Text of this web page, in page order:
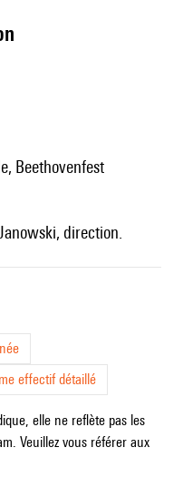
Beethovenfest
direction.
effectif détaillé
elle ne reflète pas les
Veuillez vous référer aux